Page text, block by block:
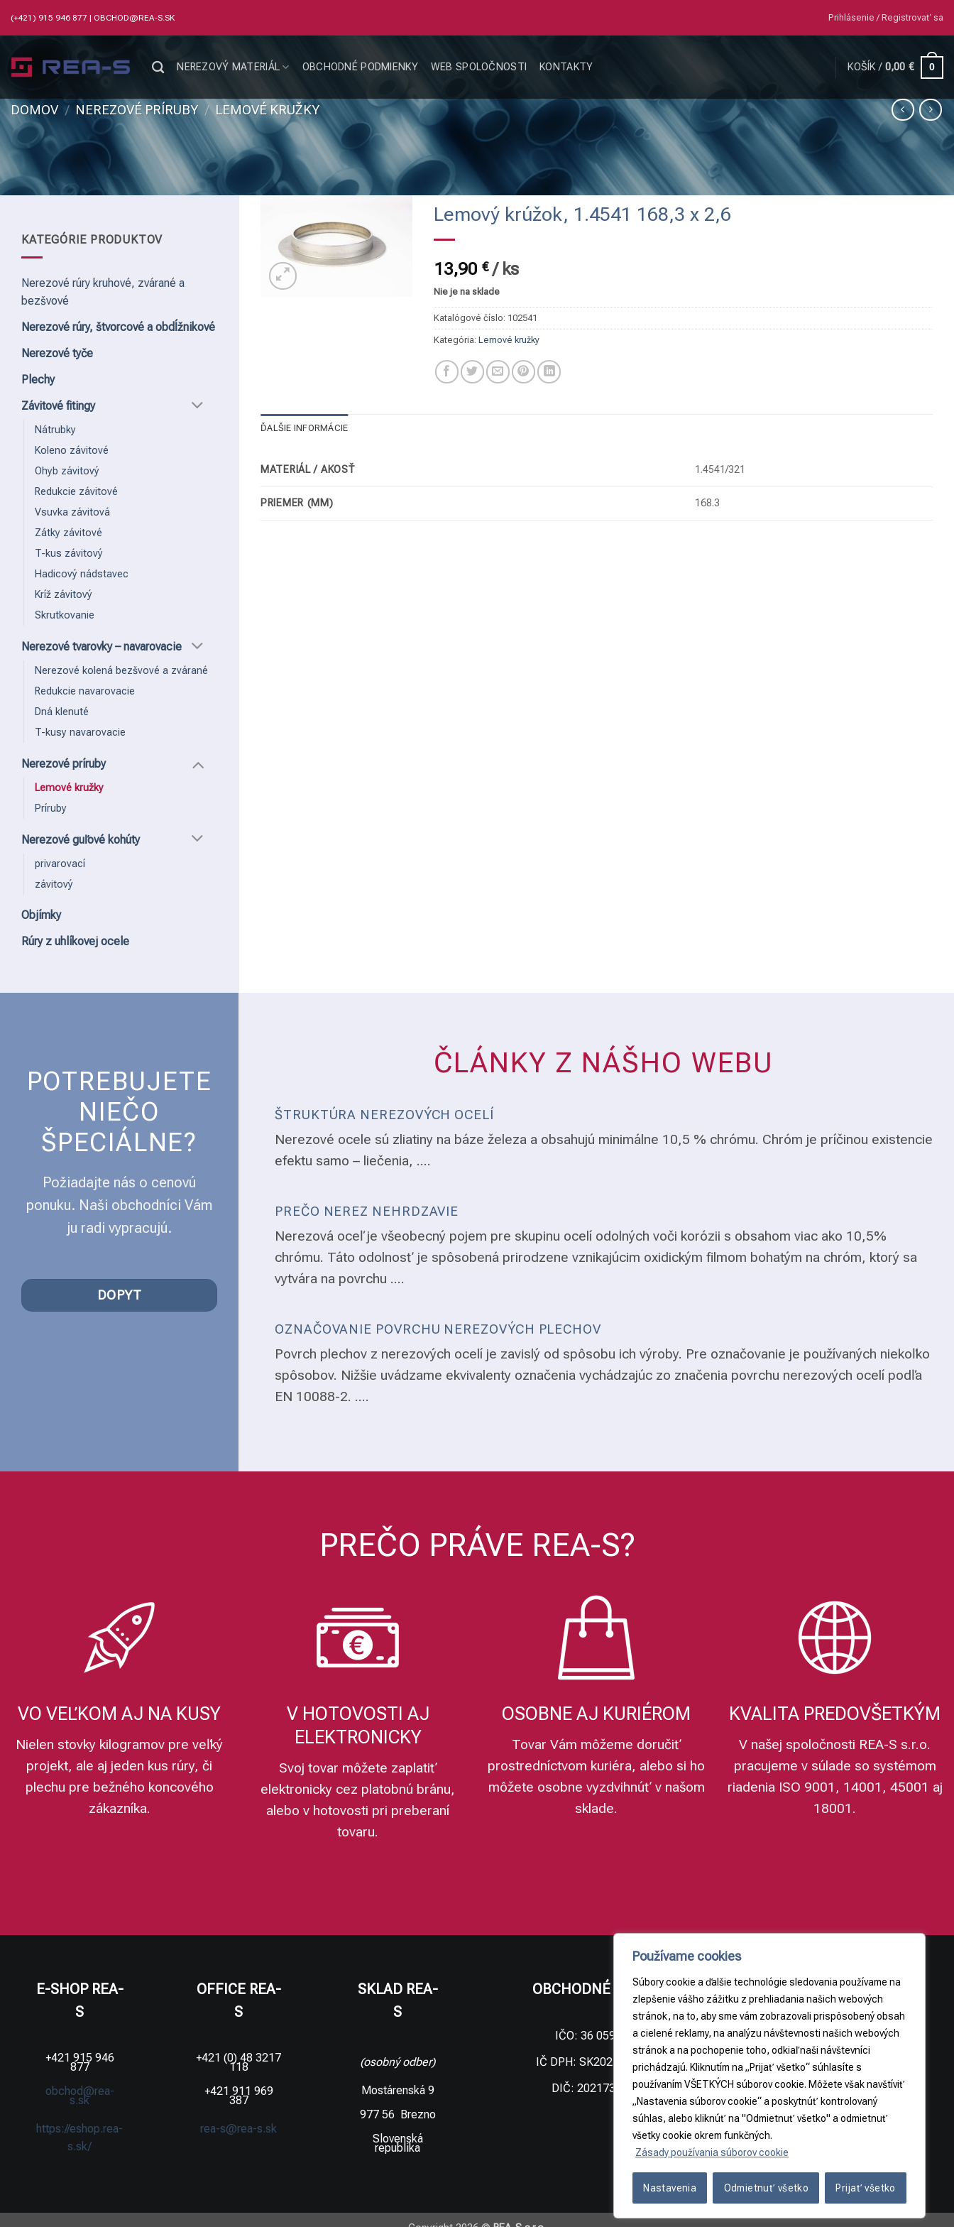
Používame cookies
Súbory cookie a ďalšie technológie sledovania používame na
zlepšenie vášho zážitku z prehliadania našich webových
stránok, na to, aby sme vám zobrazovali prispôsobený obsah
a cielené reklamy, na analýzu návštevnosti našich webových
stránok a na pochopenie toho, odkiaľ naši návštevníci
prichádzajú. Kliknutím na „Prijať všetko“ súhlasíte s
používaním VŠETKÝCH súborov cookie. Môžete však navštíviť
„Nastavenia súborov cookie“ a poskytnúť kontrolovaný
súhlas, alebo kliknúť na "Odmietnuť všetko" a odmietnuť
všetky cookie okrem funkčných.
Zásady používania súborov cookie
Nastavenia Odmietnuť všetko Prijať všetko
(+421) 915 946 877 | OBCHOD@REA-S.SK Prihlásenie / Registrovať sa
NEREZOVÝ MATERIÁL OBCHODNÉ PODMIENKY WEB SPOLOČNOSTI KONTAKTY KOŠÍK / 0,00€ 0
DOMOV / NEREZOVÉ PRÍRUBY / LEMOVÉ KRUŽKY
KATEGÓRIE PRODUKTOV
Nerezové rúry kruhové, zvárané a
bezšvové
Nerezové rúry, štvorcové a obdĺžnikové
Nerezové tyče
Plechy
Závitové fitingy
Nátrubky
Koleno závitové
Ohyb závitový
Redukcie závitové
Vsuvka závitová
Zátky závitové
T-kus závitový
Hadicový nádstavec
Kríž závitový
Skrutkovanie
Nerezové tvarovky – navarovacie
Nerezové kolená bezšvové a zvárané
Redukcie navarovacie
Dná klenuté
T-kusy navarovacie
Nerezové príruby
Lemové kružky
Príruby
Nerezové guľové kohúty
privarovací
závitový
Objímky
Rúry z uhlíkovej ocele
Lemový krúžok, 1.4541 168,3 x 2,6
13,90€/ ks
Nie je na sklade
Katalógové číslo: 102541
Kategória:Lemové kružky
ĎALŠIE INFORMÁCIE
MATERIÁL / AKOSŤ 1.4541/321
PRIEMER (MM) 168.3
POTREBUJETE
NIEČO
ŠPECIÁLNE?
Požiadajte nás o cenovú
ponuku. Naši obchodníci Vám
ju radi vypracujú.
DOPYT
ČLÁNKY Z NÁŠHO WEBU
ŠTRUKTÚRA NEREZOVÝCH OCELÍ
Nerezové ocele sú zliatiny na báze železa a obsahujú minimálne 10,5 % chrómu. Chróm je príčinou existencie
efektu samo – liečenia, ....
PREČO NEREZ NEHRDZAVIE
Nerezová oceľ je všeobecný pojem pre skupinu ocelí odolných voči korózii s obsahom viac ako 10,5%
chrómu. Táto odolnosť je spôsobená prirodzene vznikajúcim oxidickým filmom bohatým na chróm, ktorý sa
vytvára na povrchu ....
OZNAČOVANIE POVRCHU NEREZOVÝCH PLECHOV
Povrch plechov z nerezových ocelí je zavislý od spôsobu ich výroby. Pre označovanie je používaných niekoľko
spôsobov. Nižšie uvádzame ekvivalenty označenia vychádzajúc zo značenia povrchu nerezových ocelí podľa
EN 10088-2. ....
PREČO PRÁVE REA-S?
VO VEĽKOM AJ NA KUSY
Nielen stovky kilogramov pre veľký
projekt, ale aj jeden kus rúry, či
plechu pre bežného koncového
zákazníka.
V HOTOVOSTI AJ
ELEKTRONICKY
Svoj tovar môžete zaplatiť
elektronicky cez platobnú bránu,
alebo v hotovosti pri preberaní
tovaru.
OSOBNE AJ KURIÉROM
Tovar Vám môžeme doručiť
prostredníctvom kuriéra, alebo si ho
môžete osobne vyzdvihnúť v našom
sklade.
KVALITA PREDOVŠETKÝM
V našej spoločnosti REA-S s.r.o.
pracujeme v súlade so systémom
riadenia ISO 9001, 14001, 45001 aj
18001.
E-SHOP REA-
S
+421 915 946
877
obchod@rea-
s.sk
https://eshop.rea-
s.sk/
OFFICE REA-
S
+421 (0) 48 3217
118
+421 911 969
387
rea-s@rea-s.sk
SKLAD REA-
S
(osobný odber)
Mostárenská 9
977 56 Brezno
Slovenská
republika
OBCHODNÉ ÚDAJE
IČO: 36 059 099
IČ DPH: SK2021733065
DIČ: 2021733065
PRÁVNE INFORMÁCIE
Obchodné podmienky
Odstúpenie od zmluvy